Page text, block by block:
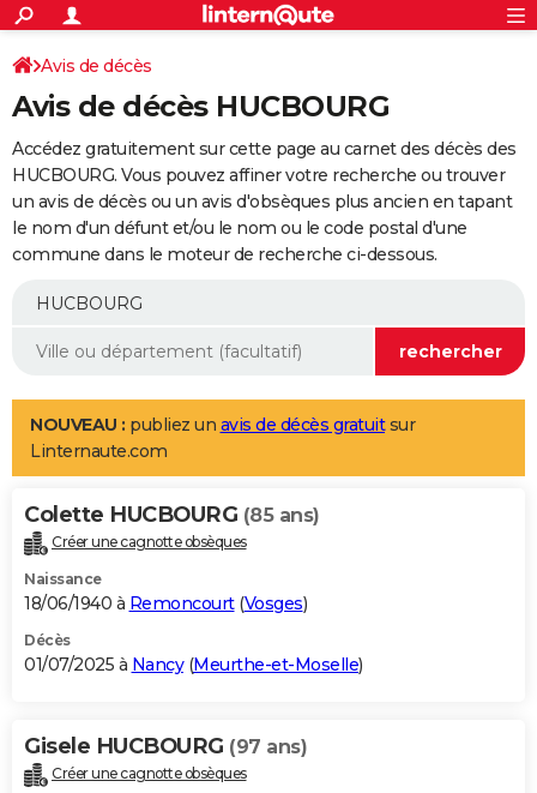
ACTUALITÉS
Politique
Société
Faits Divers
Education
Monde
Villes
+
SPORT
Coupe du monde 2026
Football
Tennis
Cyclisme
Rugby
Forum
Programme TV
TNT
Streaming
Cinéma
Sorties cinéma
Musique
+
FINANCE
Impôts
Immobilier
Risques naturels par ville
Banque
Assurance
Crédit
AUTO
Essais
Réserver un essai
Citadines
Berlines
SUV
Forum auto
+
Mobiles
Meilleur smartphone
Internet
Ordinateurs
Jeux vidéo
Guide high-tech
Aménagement intérieur
LIFESTYLE
Art de vivre
Bien-être
Loisirs
Mode
Modes de vie
Alimentation
Guide de la santé
Maladies
Médicaments
Sommeil
VOYAGE
Destinations
City break
Voyage nature
Voyage de noces
Forum
Climat
+PHOTO
GUIDES D'ACHAT
BONS PLANS
Carte de Noël
Carte Bonne année
Carte Saint-Valentin
Carte Pâques
Carte d'anniversaire
DICTIONNAIRE
Avis de décès
Avis de décès HUCBOURG
Accédez gratuitement sur cette page au carnet des décès des
HUCBOURG. Vous pouvez affiner votre recherche ou trouver
un avis de décès ou un avis d'obsèques plus ancien en tapant
le nom d'un défunt et/ou le nom ou le code postal d'une
commune dans le moteur de recherche ci-dessous.
NOUVEAU : publiez un avis de décès gratuitsur
Linternaute.com
Colette HUCBOURG (85 ans)
Créer une cagnotte obsèques
Naissance
18/06/1940 à Remoncourt(Vosges)
Décès
01/07/2025 à Nancy(Meurthe-et-Moselle)
Gisele HUCBOURG (97 ans)
Créer une cagnotte obsèques